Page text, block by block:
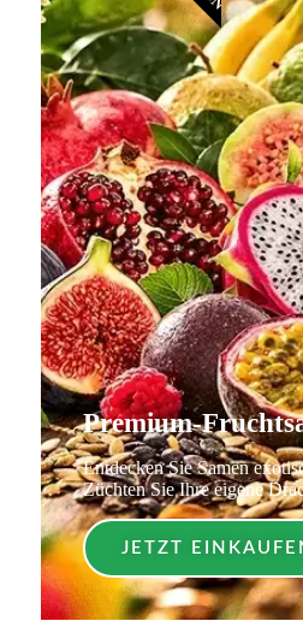
Premium-
Entdecken Sie Samen
Züchten Sie Ihre eigene
JETZT